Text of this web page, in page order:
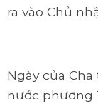
ra vào Chủ
Ngày của
nước phương